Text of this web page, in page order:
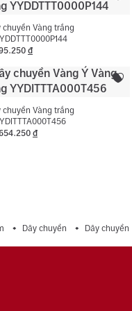
chuyền Vàng trắng
đ
chuyền Vàng trắng
đ
Dây chuyền Dây chuyền